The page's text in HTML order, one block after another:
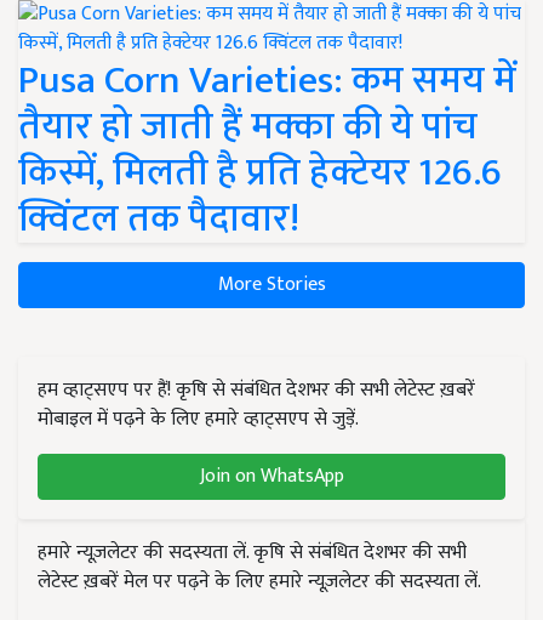
Pusa Corn Varieties: कम समय में
तैयार हो जाती हैं मक्का की ये पांच
किस्में, मिलती है प्रति हेक्टेयर 126.6
क्विंटल तक पैदावार!
More Stories
हम व्हाट्सएप पर हैं! कृषि से संबंधित देशभर की सभी लेटेस्ट ख़बरें
मोबाइल में पढ़ने के लिए हमारे व्हाट्सएप से जुड़ें.
Join on WhatsApp
हमारे न्यूज़लेटर की सदस्यता लें. कृषि से संबंधित देशभर की सभी
लेटेस्ट ख़बरें मेल पर पढ़ने के लिए हमारे न्यूज़लेटर की सदस्यता लें.